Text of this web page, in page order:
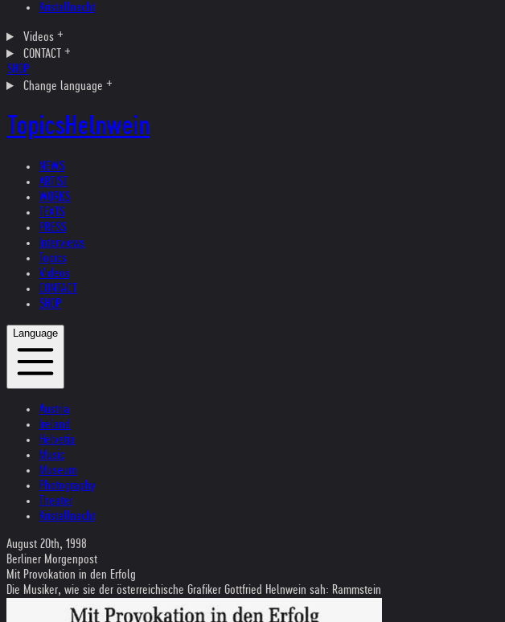
Kristallnacht
Videos
CONTACT
SHOP
Change language
TopicsHelnwein
NEWS
ARTIST
WORKS
TEXTS
PRESS
Interviews
Topics
Videos
CONTACT
SHOP
Language
Austria
Ireland
Helvetia
Music
Museum
Photography
Theater
Kristallnacht
August 20th, 1998
Berliner Morgenpost
Mit Provokation in den Erfolg
Die Musiker, wie sie der österreichische Grafiker Gottfried Helnwein sah: Rammstein